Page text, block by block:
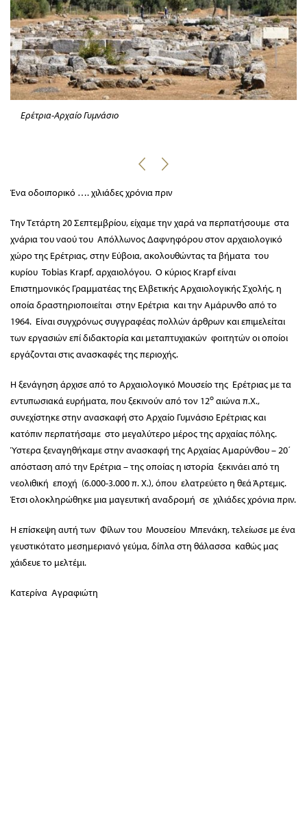
Ερέτρια-Αρχαίο Γυμνάσιο
Ένα οδοιπορικό …. χιλιάδες χρόνια πριν
Την Τετάρτη 20 Σεπτεμβρίου, είχαμε την χαρά να περπατήσουμε στα
χνάρια του ναού του Απόλλωνος Δαφνηφόρου στον αρχαιολογικό
χώρο της Ερέτριας, στην Εύβοια, ακολουθώντας τα βήματα του
κυρίου Tobias Krapf, αρχαιολόγου. Ο κύριος Krapf είναι
Επιστημονικός Γραμματέας της Ελβετικής Αρχαιολογικής Σχολής, η
οποία δραστηριοποιείται στην Ερέτρια και την Αμάρυνθο από το
1964. Είναι συγχρόνως συγγραφέας πολλών άρθρων και επιμελείται
των εργασιών επί διδακτορία και μεταπτυχιακών φοιτητών οι οποίοι
εργάζονται στις ανασκαφές της περιοχής.
Η ξενάγηση άρχισε από το Αρχαιολογικό Μουσείο της Ερέτριας με τα
εντυπωσιακά ευρήματα, που ξεκινούν από τον 12ο αιώνα π.Χ.,
συνεχίστηκε στην ανασκαφή στο Αρχαίο Γυμνάσιο Ερέτριας και
κατόπιν περπατήσαμε στο μεγαλύτερο μέρος της αρχαίας πόλης.
Ύστερα ξεναγηθήκαμε στην ανασκαφή της Αρχαίας Αμαρύνθου – 20΄
απόσταση από την Ερέτρια – της οποίας η ιστορία ξεκινάει από τη
νεολιθική εποχή (6.000-3.000 π. Χ.), όπου ελατρεύετο η θεά Άρτεμις.
Έτσι ολοκληρώθηκε μια μαγευτική αναδρομή σε χιλιάδες χρόνια πριν.
Η επίσκεψη αυτή των Φίλων του Μουσείου Μπενάκη, τελείωσε με ένα
γευστικότατο μεσημεριανό γεύμα, δίπλα στη θάλασσα καθώς μας
χάιδευε το μελτέμι.
Κατερίνα Αγραφιώτη